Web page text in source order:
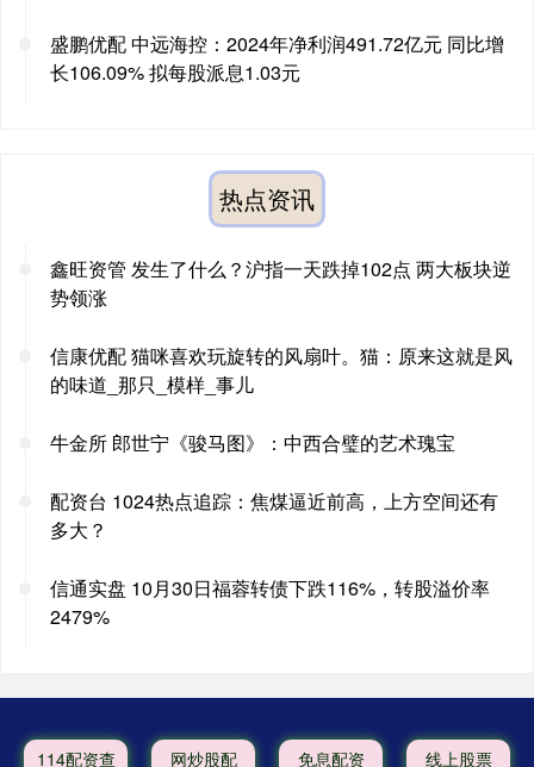
盛鹏优配 中远海控：2024年净利润491.72亿元 同比增
长106.09% 拟每股派息1.03元
热点资讯
鑫旺资管 发生了什么？沪指一天跌掉102点 两大板块逆
势领涨
信康优配 猫咪喜欢玩旋转的风扇叶。猫：原来这就是风
的味道_那只_模样_事儿
牛金所 郎世宁《骏马图》：中西合璧的艺术瑰宝
配资台 1024热点追踪：焦煤逼近前高，上方空间还有
多大？
信通实盘 10月30日福蓉转债下跌116%，转股溢价率
2479%
114配资查 网炒股配 免息配资 线上股票